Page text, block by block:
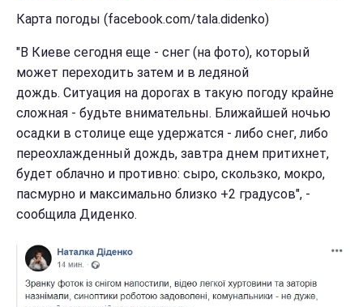
Карта погоды (facebook.com/tala.didenko)
"В Киеве сегодня еще - снег (на фото), который
может переходить затем и в ледяной
дождь. Ситуация на дорогах в такую погоду крайне
сложная - будьте внимательны. Ближайшей ночью
осадки в столице еще удержатся - либо снег, либо
переохлажденный дождь, завтра днем притихнет,
будет облачно и противно: сыро, скользко, мокро,
пасмурно и максимально близко +2 градусов", -
сообщила Диденко.